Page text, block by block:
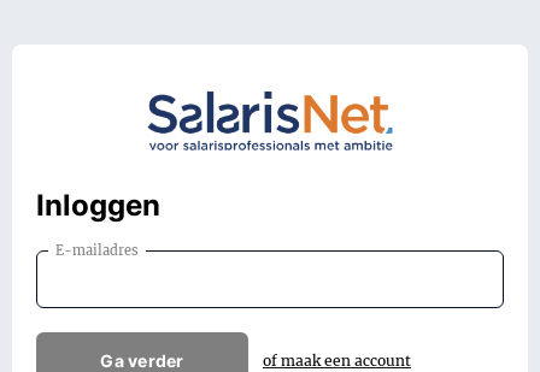
Inloggen
E-mailadres
Ga verder of maak een account